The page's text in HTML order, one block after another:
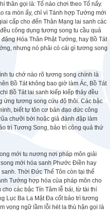
thân gọi là: Tố nào chơi theo Tố nấy.
ra món ấy, chỉ vì Tánh hợp Tướng mới
cấp cho đến Thân Mạng lai sanh các
công dụng tương song tu cầu quả
Hóa Thân Phật Tướng, hay Bồ Tát
nhưng nó phải có cái gì tương song
tu chớ nào rõ tương song chính là
Bồ Tát không bao giờ làm Ác, Bồ Tát
Bồ Tát lai sanh kiếp kiếp thảy đều
ứng tương song cứu độ thôi. Các bậc
biết tự tôn cơ bản đạo đức công
chưỡi bới hoặc giả đánh đập làm
trì Tương Song, bảo trì công quả thứ
mới tu nương nơi pháp môn giải
mới hóa sanh Phước Điền hay
Thời Đức Thế Tôn còn tại thế
Tướng hợp hóa của pháp môn cho
các bậc Tín Tâm lễ bái, từ tài thí
Lục Ba La Mật Đa cốt bảo trì tương
vọng ngữ lầm lỗi hét la thù hận gọi là